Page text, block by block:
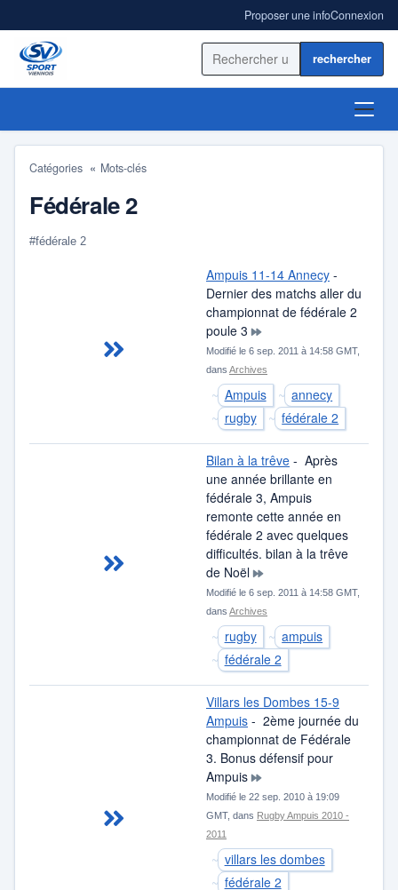
Proposer une infoConnexion
Rechercher sur le site
ACCUEIL
ACTUALITÉ
RÉSULTATS
Catégories Mots-clés
Fédérale 2
#fédérale 2
Ampuis 11-14 Annecy -
Dernier des matchs aller du
championnat de fédérale 2
poule 3
Modifié le 6 sep. 2011 à 14:58 GMT,
dans Archives
Ampuis
annecy
rugby
fédérale 2
Bilan à la trêve - Après
une année brillante en
fédérale 3, Ampuis
remonte cette année en
fédérale 2 avec quelques
difficultés. bilan à la trêve
de Noël
Modifié le 6 sep. 2011 à 14:58 GMT,
dans Archives
rugby
ampuis
fédérale 2
Villars les Dombes 15-9
Ampuis - 2ème journée du
championnat de Fédérale
3. Bonus défensif pour
Ampuis
Modifié le 22 sep. 2010 à 19:09
GMT, dans Rugby Ampuis 2010 -
2011
villars les dombes
fédérale 2